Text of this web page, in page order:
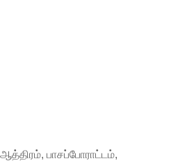
ஆத்திரம், பாசப்போராட்டம்,